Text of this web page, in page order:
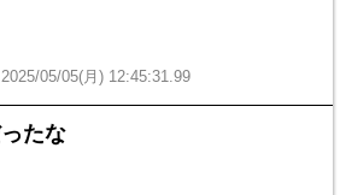
2025/05/05(月) 12:45:31.99
たな